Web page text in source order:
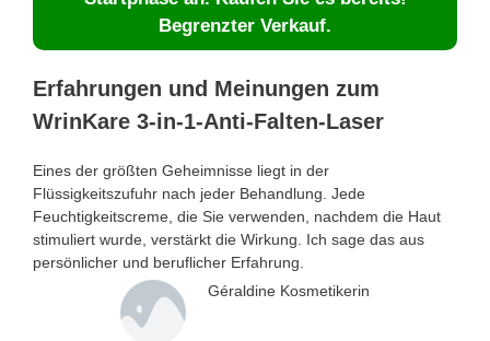
Begrenzter Verkauf.
Erfahrungen und Meinungen zum
WrinKare 3-in-1-Anti-Falten-Laser
Eines der größten Geheimnisse liegt in der
Flüssigkeitszufuhr nach jeder Behandlung. Jede
Feuchtigkeitscreme, die Sie verwenden, nachdem die Haut
stimuliert wurde, verstärkt die Wirkung. Ich sage das aus
persönlicher und beruflicher Erfahrung.
Géraldine Kosmetikerin